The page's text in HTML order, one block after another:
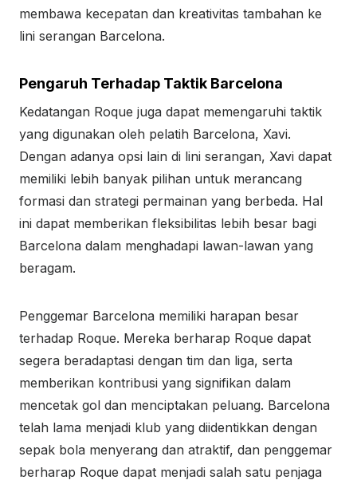
membawa kecepatan dan kreativitas tambahan ke
lini serangan Barcelona.
Pengaruh Terhadap Taktik Barcelona
Kedatangan Roque juga dapat memengaruhi taktik
yang digunakan oleh pelatih Barcelona, Xavi.
Dengan adanya opsi lain di lini serangan, Xavi dapat
memiliki lebih banyak pilihan untuk merancang
formasi dan strategi permainan yang berbeda. Hal
ini dapat memberikan fleksibilitas lebih besar bagi
Barcelona dalam menghadapi lawan-lawan yang
beragam.
Penggemar Barcelona memiliki harapan besar
terhadap Roque. Mereka berharap Roque dapat
segera beradaptasi dengan tim dan liga, serta
memberikan kontribusi yang signifikan dalam
mencetak gol dan menciptakan peluang. Barcelona
telah lama menjadi klub yang diidentikkan dengan
sepak bola menyerang dan atraktif, dan penggemar
berharap Roque dapat menjadi salah satu penjaga